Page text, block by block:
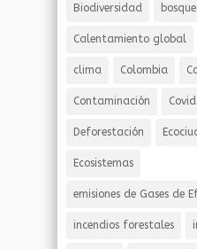
Biodiversidad
Calentamiento global
clima Colombia
Contaminación
Deforestación
Ecosistemas
emisiones de Gases de
incendios forestales